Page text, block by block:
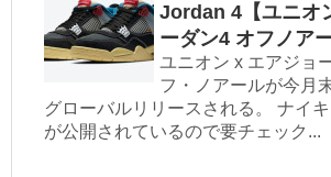
Jordan 4【ユニオ
ーダン4 オフノアー
ユニオン x エアジョ
フ・ノアールが今月
グローバルリリースされる。 ナイ
が公開されているので要チェック...